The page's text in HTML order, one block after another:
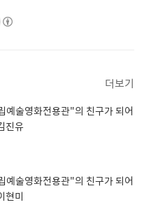
더보기
예술영화전용관"의 친구가 되어
진유
예술영화전용관"의 친구가 되어
현미